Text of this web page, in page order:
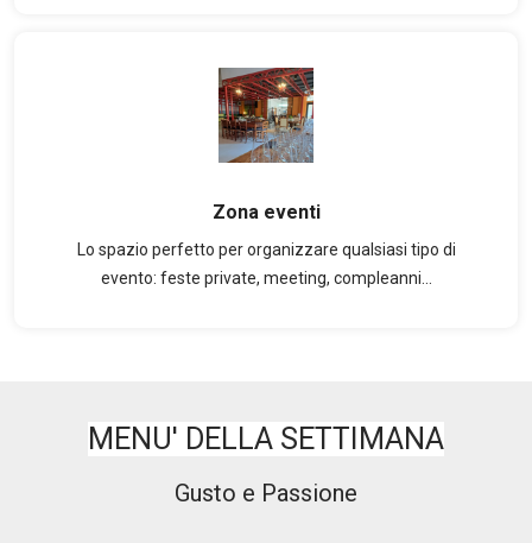
Zona eventi
Lo spazio perfetto per organizzare qualsiasi tipo di
evento: feste private, meeting, compleanni...
MENU' DELLA SETTIMANA
Gusto e Passione